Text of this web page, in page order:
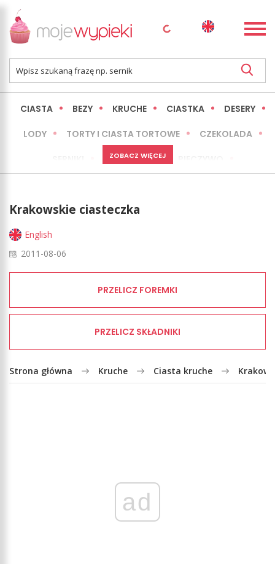
CIASTA BEZY KRUCHE CIASTKA DESERY
LODY TORTY I CIASTA TORTOWE CZEKOLADA
MINI WYPIEKI
LŻEJSZE / ZDROWSZE
ZOBACZ WIĘCEJ
Krakowskie ciasteczka
English
2011-08-06
PRZELICZ FOREMKI
PRZELICZ SKŁADNIKI
Strona główna Kruche Ciasta kruche
ad